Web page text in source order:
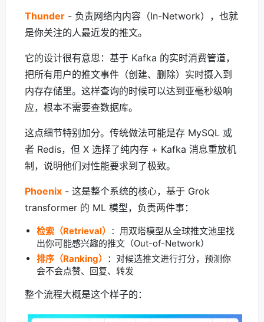
Thunder - 负责网络内内容（In-Network），也就
是你关注的人最近发的推文。
它的设计很有意思：基于 Kafka 的实时消费管道，
把所有用户的推文事件（创建、删除）实时摄入到
内存存储里。这样查询的时候可以达到亚毫秒级响
应，根本不需要查数据库。
这点细节特别加分。传统做法可能是存 MySQL 或
者 Redis，但 X 选择了纯内存 + Kafka 消息重放机
制，说明他们对性能要求到了极致。
Phoenix - 这是整个系统的核心，基于 Grok
transformer 的 ML 模型，负责两件事：
检索（Retrieval） ：用双塔模型从全球推文池里找
出你可能感兴趣的推文（Out-of-Network）
排序（Ranking） ：对候选推文进行打分，预测你
会不会点赞、回复、转发
整个流程大概是这个样子的：